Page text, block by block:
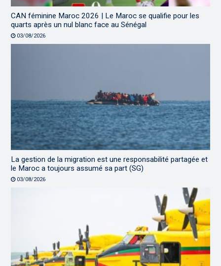
CAN féminine Maroc 2026 | Le Maroc se qualifie pour les
quarts après un nul blanc face au Sénégal
03/08/2026
La gestion de la migration est une responsabilité partagée et
le Maroc a toujours assumé sa part (SG)
03/08/2026